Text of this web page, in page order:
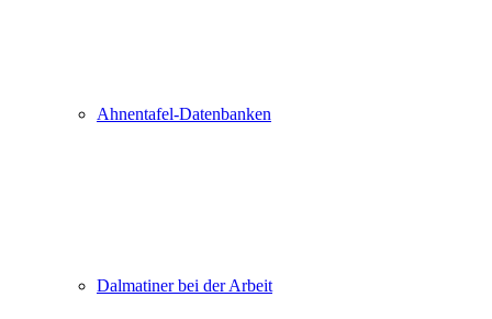
Ahnentafel-Datenbanken
Dalmatiner bei der Arbeit